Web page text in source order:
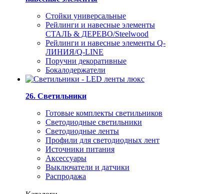
Стойки универсальные
Рейлинги и навесные элементы
СТАЛЬ & ДЕРЕВО/Steelwood
Рейлинги и навесные элементы Q-
ЛИНИЯ/Q-LINE
Поручни декоративные
Бокалодержатели
26. Светильники
Готовые комплекты светильников
Светодиодные светильники
Светодиодные ленты
Профили для светодиодных лент
Источники питания
Аксессуары
Выключатели и датчики
Распродажа